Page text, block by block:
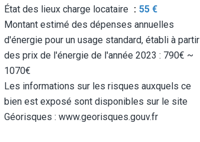
État des lieux charge locataire
55 €
Montant estimé des dépenses annuelles
d'énergie pour un usage standard, établi à partir
des prix de l'énergie de l'année 2023 : 790€ ~
1070€
Les informations sur les risques auxquels ce
bien est exposé sont disponibles sur le site
Géorisques : www.georisques.gouv.fr